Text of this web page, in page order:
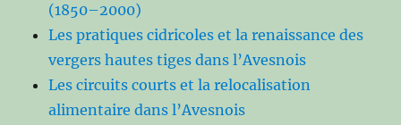
(1850–2000)
Les pratiques cidricoles et la renaissance des
vergers hautes tiges dans l’Avesnois
Les circuits courts et la relocalisation
alimentaire dans l’Avesnois